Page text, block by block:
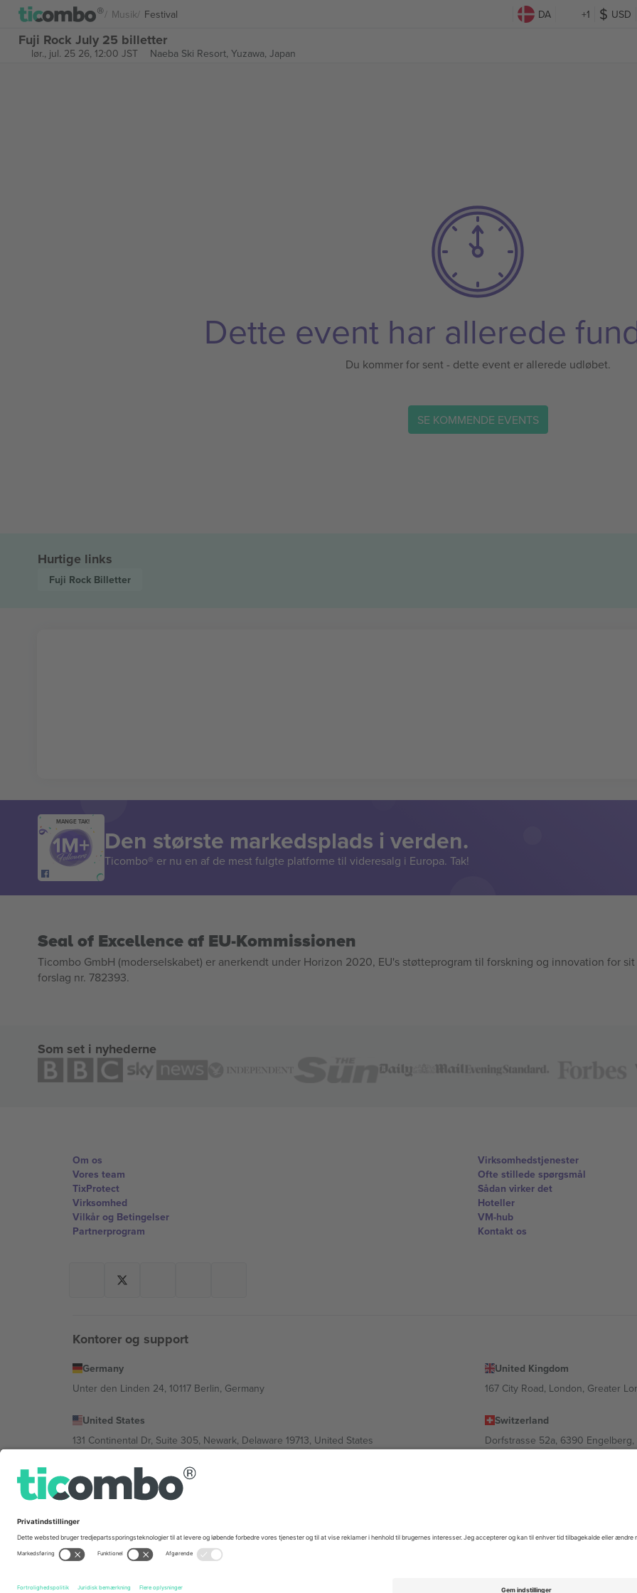
Musik Festival DA +1 USD
Fuji Rock July 25 billetter
lør., jul. 25 26, 12:00 JST Naeba Ski Resort, Yuzawa, Japan
Dette event har allerede
Du kommer for sent - dette event er allerede udløbet.
SE KOMMENDE EVENTS
Hurtige links
Fuji Rock Billetter
MANGE TAK!
Den største markedsplads i verden.
Ticombo® er nu en af de mest fulgte platforme til videresalg i Europa. Tak!
Seal of Excellence af EU-Kommissionen
Ticombo GmbH (moderselskabet) er anerkendt under Horizon 2020, EU's støtteprogram til forskning og innovation for sit
forslag nr. 782393.
Som set i nyhederne
Om os
Vores team
TixProtect
Virksomhed
Vilkår og Betingelser
Partnerprogram
Virksomhedstjenester
Ofte stillede spørgsmål
Sådan virker det
Hoteller
VM-hub
Kontakt os
Kontorer og support
Germany
Unter den Linden 24, 10117 Berlin, Germany
United Kingdom
167 City Road, London, Greater
United States
131 Continental Dr, Suite 305, Newark, Delaware 19713, United States
Switzerland
Dorfstrasse 52a, 6390 Engelberg,
Bulgaria
Regus Sofia City West, bul Totleben 53-55, 1606 Sofia, Bulgaria
Av Chapultepec 360, Roma Norte, Cuauhtémoc, 06700 Ciudad de México, CDMX, Mexico
© 2026 Ticombo. Alle rettigheder forbeholdes.